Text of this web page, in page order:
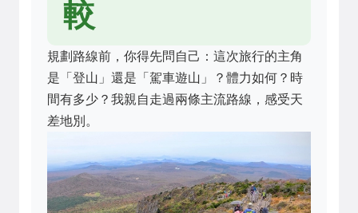
較
規劃路線前，你得先問自己：這次旅行的主角
是「登山」還是「駕車遊山」？體力如何？時
間有多少？我親自走過兩條主流路線，感受天
差地別。